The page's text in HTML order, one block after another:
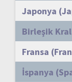
Japonya
Birleşik
Fransa
İspanya